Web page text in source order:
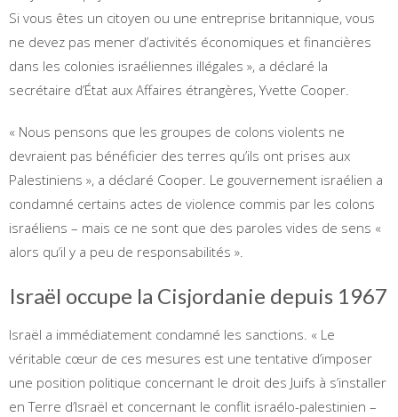
Si vous êtes un citoyen ou une entreprise britannique, vous
ne devez pas mener d’activités économiques et financières
dans les colonies israéliennes illégales », a déclaré la
secrétaire d’État aux Affaires étrangères, Yvette Cooper.
« Nous pensons que les groupes de colons violents ne
devraient pas bénéficier des terres qu’ils ont prises aux
Palestiniens », a déclaré Cooper. Le gouvernement israélien a
condamné certains actes de violence commis par les colons
israéliens – mais ce ne sont que des paroles vides de sens «
alors qu’il y a peu de responsabilités ».
Israël occupe la Cisjordanie depuis 1967
Israël a immédiatement condamné les sanctions. « Le
véritable cœur de ces mesures est une tentative d’imposer
une position politique concernant le droit des Juifs à s’installer
en Terre d’Israël et concernant le conflit israélo-palestinien –